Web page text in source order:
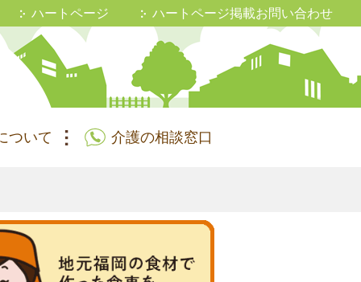
ハートページ ハートページ掲載お問い合わせ
ついて 介護の相談窓口